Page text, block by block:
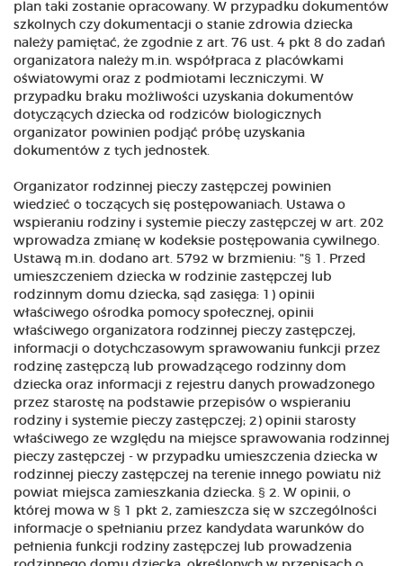
plan taki zostanie opracowany. W przypadku dokumentów
szkolnych czy dokumentacji o stanie zdrowia dziecka
należy pamiętać, że zgodnie z art. 76 ust. 4 pkt 8 do zadań
organizatora należy m.in. współpraca z placówkami
oświatowymi oraz z podmiotami leczniczymi. W
przypadku braku możliwości uzyskania dokumentów
dotyczących dziecka od rodziców biologicznych
organizator powinien podjąć próbę uzyskania
dokumentów z tych jednostek.
Organizator rodzinnej pieczy zastępczej powinien
wiedzieć o toczących się postępowaniach. Ustawa o
wspieraniu rodziny i systemie pieczy zastępczej w art. 202
wprowadza zmianę w kodeksie postępowania cywilnego.
Ustawą m.in. dodano art. 5792 w brzmieniu: "§ 1. Przed
umieszczeniem dziecka w rodzinie zastępczej lub
rodzinnym domu dziecka, sąd zasięga: 1) opinii
właściwego ośrodka pomocy społecznej, opinii
właściwego organizatora rodzinnej pieczy zastępczej,
informacji o dotychczasowym sprawowaniu funkcji przez
rodzinę zastępczą lub prowadzącego rodzinny dom
dziecka oraz informacji z rejestru danych prowadzonego
przez starostę na podstawie przepisów o wspieraniu
rodziny i systemie pieczy zastępczej; 2) opinii starosty
właściwego ze względu na miejsce sprawowania rodzinnej
pieczy zastępczej - w przypadku umieszczenia dziecka w
rodzinnej pieczy zastępczej na terenie innego powiatu niż
powiat miejsca zamieszkania dziecka. § 2. W opinii, o
której mowa w § 1 pkt 2, zamieszcza się w szczególności
informacje o spełnianiu przez kandydata warunków do
pełnienia funkcji rodziny zastępczej lub prowadzenia